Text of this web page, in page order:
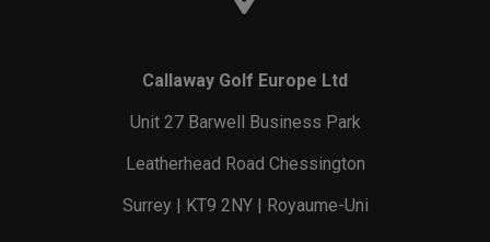
Callaway Golf Europe Ltd
Unit 27 Barwell Business Park
Leatherhead Road Chessington
Surrey | KT9 2NY | Royaume-Uni